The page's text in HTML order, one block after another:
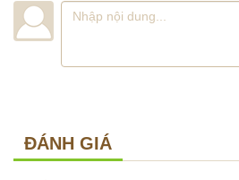
ĐÁNH GIÁ